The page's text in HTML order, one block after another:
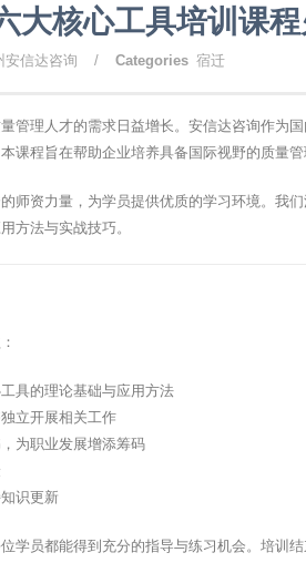
大核心工具培训课
安信达咨询 / Categories 宿迁
管理人才的需求日益增长。安信达咨询作为
课程旨在帮助企业培养具备国际视野的质量
师资力量，为学员提供优质的学习环境。我
方法与实战技巧。
具的理论基础与应用方法
立开展相关工作
为职业发展增添筹码
识更新
学员都能得到充分的指导与练习机会。培训